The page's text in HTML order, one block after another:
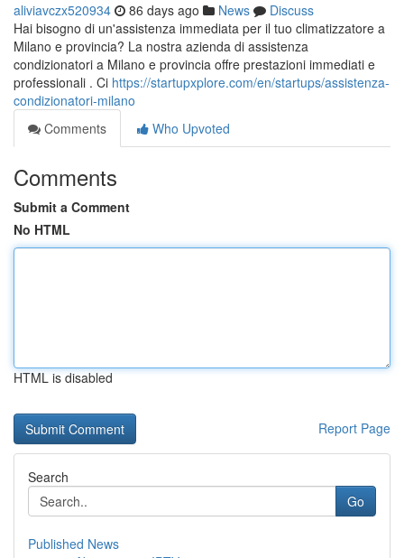
aliviavczx520934 86 days ago News
Discuss
Hai bisogno di un'assistenza immediata per il tuo climatizzatore a
Milano e provincia? La nostra azienda di assistenza
condizionatori a Milano e provincia offre prestazioni immediati e
professionali . Ci https://startupxplore.com/en/startups/assistenza-
condizionatori-milano
Comments
Who Upvoted
Comments
Submit a Comment
No HTML
HTML is disabled
Report Page
Search
Go
Published News